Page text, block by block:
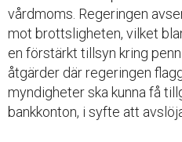
vårdmoms. Regeringen
mot brottsligheten, vilket
en förstärkt tillsyn kring
åtgärder där regeringen
myndigheter ska kunna få
bankkonton, i syfte att